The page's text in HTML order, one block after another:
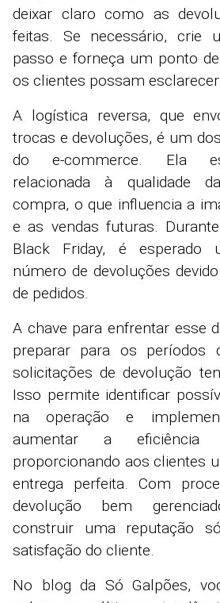
deixar claro como as
feitas. Se necessário, crie
passo e forneça um ponto
os clientes possam esclarecer
A logística reversa, que
trocas e devoluções, é um
do e-commerce. Ela
relacionada à qualidade
compra, o que influencia a
e as vendas futuras.
Black Friday, é esperado
número de devoluções
de pedidos.
A chave para enfrentar esse
preparar para os períodos
solicitações de devolução
Isso permite identificar
na operação e
aumentar a
proporcionando aos clientes
entrega perfeita. Com
devolução bem
construir uma reputação
satisfação do cliente.
No blog da Só Galpões,